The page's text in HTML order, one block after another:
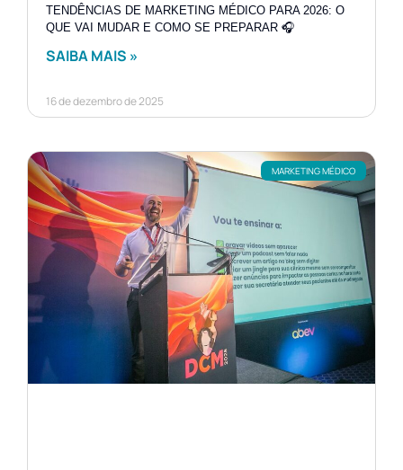
TENDÊNCIAS DE MARKETING MÉDICO PARA 2026: O
QUE VAI MUDAR E COMO SE PREPARAR 🎧
SAIBA MAIS »
16 de dezembro de 2025
MARKETING MÉDICO